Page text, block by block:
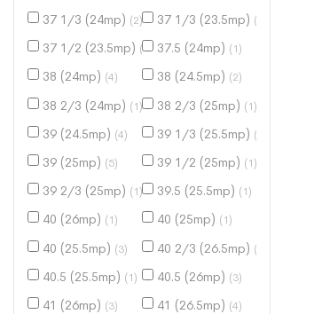
37 1/3 (24mp) (2) 37 1/3 (23.5mp) (3)
37 1/2 (23.5mp) (1) 37.5 (24mp) (1)
38 (24mp) (4) 38 (24.5mp) (2)
38 2/3 (24mp) (1) 38 2/3 (25mp) (1)
39 (24.5mp) (4) 39 1/3 (25.5mp) (1)
39 (25mp) (5) 39 1/2 (25mp) (1)
39 2/3 (25mp) (1) 39.5 (25.5mp) (1)
40 (26mp) (1) 40 (25mp) (1)
40 (25.5mp) (3) 40 2/3 (26.5mp) (1)
40.5 (25.5mp) (1) 40.5 (26mp) (3)
41 (26mp) (3) 41 (26.5mp) (4)